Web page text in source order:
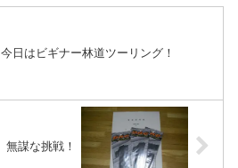
今日はビギナー林道ツーリング！
無謀な挑戦！